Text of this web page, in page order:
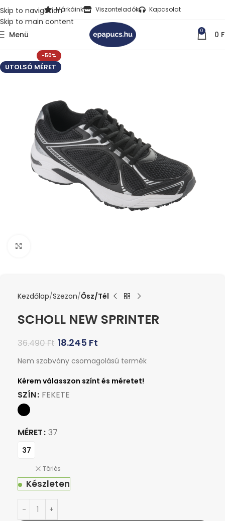
Skip to navigation
Skip to main content
Márkáink Viszonteladók Kapcsolat
Menü 0 0
-50%
UTOLSÓ MÉRET
Kezdőlap Szezon Ősz/Tél
SCHOLL NEW SPRINTER
36.490Ft 18.245 Ft
Nem szabvány csomagolású termék
SZÍN FEKETE
MÉRET 37
37
Törlés
Készleten